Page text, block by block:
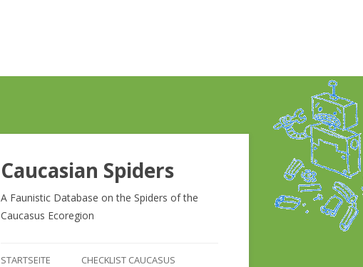
Caucasian Spiders
A Faunistic Database on the Spiders of the
Caucasus Ecoregion
Inhalt
STARTSEITE CHECKLIST CAUCASUS